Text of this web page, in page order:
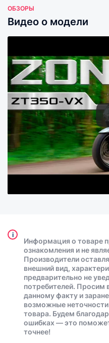
ОБЗОРЫ
Видео о модели
i
Информация о товаре
ознакомления и не
Производители
внешний вид,
предварительно не
потребителей. Просим
данному факту и
возможные
товара. Будем
ошибках — это
точнее!